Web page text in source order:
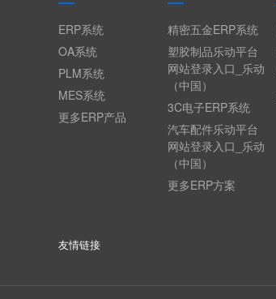
ERP系统
OA系统
PLM系统
MES系统
更多ERP产品
精密五金ERP系统
塑胶制品乐动平台
网站登录入口_乐动
（中国）
3C电子ERP系统
汽车配件乐动平台
网站登录入口_乐动
（中国）
更多ERP方案
友情链接